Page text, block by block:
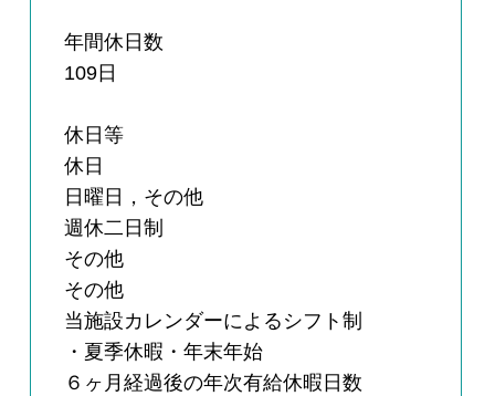
年間休日数
109日
休日等
休日
日曜日，その他
週休二日制
その他
その他
当施設カレンダーによるシフト制
・夏季休暇・年末年始
６ヶ月経過後の年次有給休暇日数